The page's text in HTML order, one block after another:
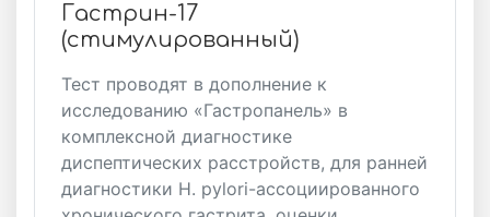
Гастрин-17
(стимулированный)
Тест проводят в дополнение к
исследованию «Гастропанель» в
комплексной диагностике
диспептических расстройств, для ранней
диагностики H. pylori-ассоциированного